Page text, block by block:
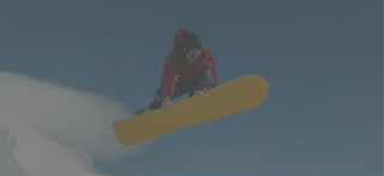
Retreatsl Change,
AI & Skil09. - 11.
December 2026